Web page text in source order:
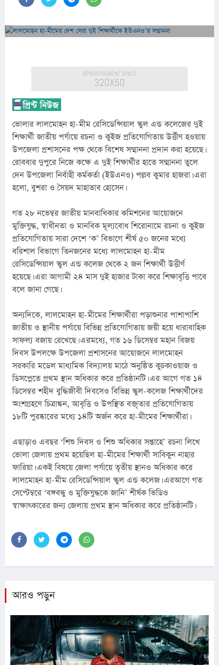
ভোলার লালমোহন হা-মীম রেসিডেন্সিয়াল স্কুল এন্ড কলেজের দুই
শিক্ষার্থী জাতীয় পর্যায়ে রচনা ও কুইজ প্রতিযোগিতায় উর্ত্তীণ হওয়ায়
উপজেলা প্রশাসনের পক্ষ থেকে বিশেষ সম্মাননা প্রদান করা হয়েছে।
রোববার দুপুরে নিজে কক্ষে এ দুই শিক্ষার্থীর হাতে সম্মাননা তুলে
দেন উপজেলা নির্বাহী কর্মকর্তা (ইউএনও) পল্লব কুমার হাজরা। এরা
হলো, বুশরা ও সৈয়দ মাহাতাব হোসেন।
গত ২৮ নভেম্বর জাতীয় মানবাধিকার কমিশনের আয়োজনে
মুক্তিযুদ্ধ, স্বাধীনতা ও মানবিক মূল্যবোধ শিরোনামে রচনা ও কুইজ
প্রতিযোগিতায় সারা দেশে ‘ক’ বিভাগে শীর্ষ ৫০ জনের মধ্যে
বরিশাল বিভাগে তিনজনের মধ্যে লালমোহন হা-মীম
রেসিডেন্সিয়াল স্কুল এন্ড কলেজ থেকে ২ জন শিক্ষার্থী উত্তীর্ণ
হয়েছে। এরা আগামী ২৪ মাস দুই হাজার টাকা করে শিক্ষাবৃত্তি পাবে
বলে জানা গেছে।
অন্যদিকে, লালমোহন হা-মীমের শিক্ষার্থীরা পড়াশুনার পাশাপাশি
জাতীয় ও স্থানীয় পর্যায়ে বিভিন্ন প্রতিযোগিতায় জয়ী হয়ে ধারাবাহিক
সাফল্য বজায় রেখেছে। এরমধ্যে, গত ১৬ ডিসেম্বর মহান বিজয়
দিবস উপলক্ষে উপজেলা প্রশাসনের আয়োজনে লালমোহন
সরকারি মডেল মাধ্যমিক বিদ্যালয় মাঠে অনুষ্ঠিত কুচকাওয়াজ ও
ডিসপ্লেতে প্রথম স্থান অধিকার করে প্রতিষ্ঠানটি। এর আগে গত ১৪
ডিসেম্বর শহীদ বুদ্ধিজীবী দিবসেও বিভিন্ন স্কুল-কলেজ শিক্ষার্থীদের
অংশগ্রহণে চিত্রাঙ্কন, আবৃত্তি ও উপস্থিত বক্তৃতার প্রতিযোগিতায়
১৮টি পুরষ্কারের মধ্যে ১৪টি অর্জন করে হা-মীমের শিক্ষার্থীরা।
এছাড়াও এবছর ‘শিশু দিবস ও শিশু অধিকার সপ্তাহে’ রচনা লিখে
ভোলা জেলায় প্রথম হয়েছিল হা-মীমের শিক্ষার্থী সাবিকুন নাহার
ফারিয়া। একই বিষয়ে জেলা পর্যায়ে তৃতীয় স্থানও অধিকার করে
লালমোহন হা-মীম রেসিডেন্সিয়াল স্কুল এন্ড কলেজ। এরআগে গত
সেপ্টেম্বরে ‘বঙ্গবন্ধু ও মুক্তিযুদ্ধকে জানি’ শীর্ষক ভিডিও
স্বাক্ষাৎকারের জন্য জেলায় প্রথম স্থান অধিকার করে প্রতিষ্ঠানটি।
আরও পড়ুন